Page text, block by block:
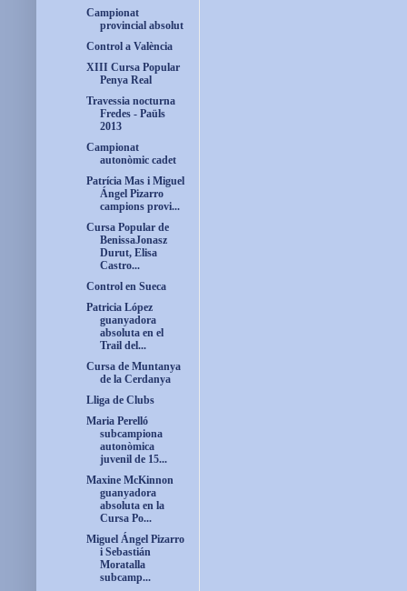
Campionat
provincial absolut
Control a València
XIII Cursa Popular
Penya Real
Travessia nocturna
Fredes - Paüls
2013
Campionat
autonòmic cadet
Patrícia Mas i Miguel
Ángel Pizarro
campions provi...
Cursa Popular de
BenissaJonasz
Durut, Elisa
Castro...
Control en Sueca
Patricia López
guanyadora
absoluta en el
Trail del...
Cursa de Muntanya
de la Cerdanya
Lliga de Clubs
Maria Perelló
subcampiona
autonòmica
juvenil de 15...
Maxine McKinnon
guanyadora
absoluta en la
Cursa Po...
Miguel Ángel Pizarro
i Sebastián
Moratalla
subcamp...